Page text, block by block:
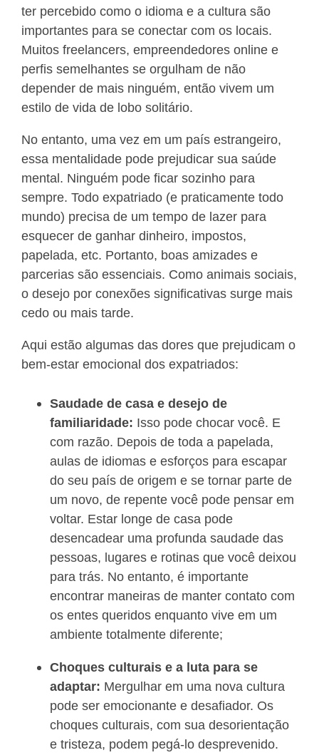
ter percebido como o idioma e a cultura são
importantes para se conectar com os locais.
Muitos freelancers, empreendedores online e
perfis semelhantes se orgulham de não
depender de mais ninguém, então vivem um
estilo de vida de lobo solitário.
No entanto, uma vez em um país estrangeiro,
essa mentalidade pode prejudicar sua saúde
mental. Ninguém pode ficar sozinho para
sempre. Todo expatriado (e praticamente todo
mundo) precisa de um tempo de lazer para
esquecer de ganhar dinheiro, impostos,
papelada, etc. Portanto, boas amizades e
parcerias são essenciais. Como animais sociais,
o desejo por conexões significativas surge mais
cedo ou mais tarde.
Aqui estão algumas das dores que prejudicam o
bem-estar emocional dos expatriados:
Saudade de casa e desejo de
familiaridade: Isso pode chocar você. E
com razão. Depois de toda a papelada,
aulas de idiomas e esforços para escapar
do seu país de origem e se tornar parte de
um novo, de repente você pode pensar em
voltar. Estar longe de casa pode
desencadear uma profunda saudade das
pessoas, lugares e rotinas que você deixou
para trás. No entanto, é importante
encontrar maneiras de manter contato com
os entes queridos enquanto vive em um
ambiente totalmente diferente;
Choques culturais e a luta para se
adaptar: Mergulhar em uma nova cultura
pode ser emocionante e desafiador. Os
choques culturais, com sua desorientação
e tristeza, podem pegá-lo desprevenido.